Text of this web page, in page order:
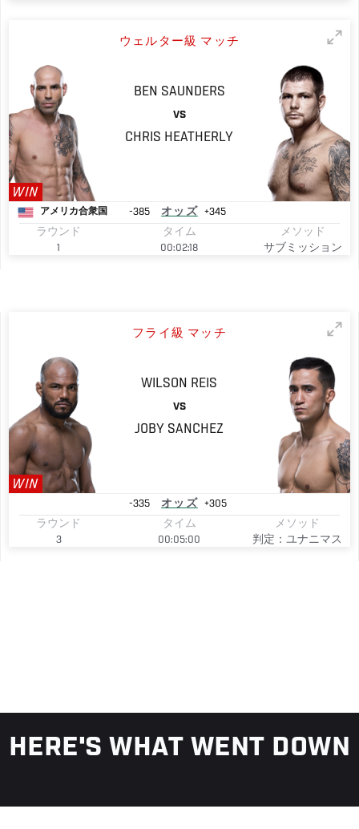
ウェルター級 マッチ
WIN
BEN SAUNDERS
VS
CHRIS HEATHERLY
アメリカ合衆国 -385 オッズ
+345
ラウンド
1
タイム
00:02:18
メソッド
サブミッション
フライ級 マッチ
WIN
WILSON REIS
VS
JOBY SANCHEZ
-335 オッズ
+305
ラウンド
3
タイム
00:05:00
メソッド
判定：ユナニマス
HERE'S WHAT WENT DOWN